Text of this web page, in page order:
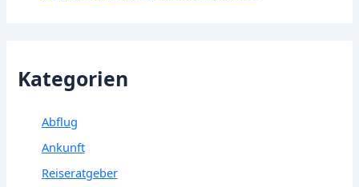
Kategorien
Abflug
Ankunft
Reiseratgeber